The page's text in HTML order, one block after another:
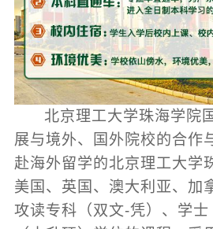
北京理工大学珠海学院
展与境外、国外院校的合作
赴海外留学的北京理工大学
美国、英国、澳大利亚、加
攻读专科（双文-凭）、学